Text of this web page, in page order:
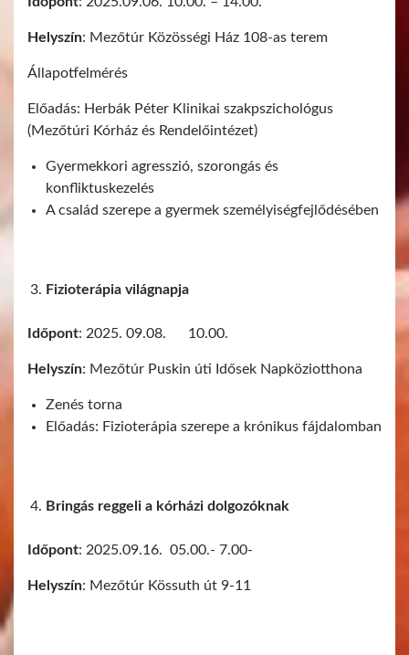
Helyszín: Mezőtúr Közösségi Ház 108-as terem
Állapotfelmérés
Előadás: Herbák Péter Klinikai szakpszichológus
(Mezőtúri Kórház és Rendelőintézet)
Gyermekkori agresszió, szorongás és
konfliktuskezelés
A család szerepe a gyermek személyiségfejlődésében
Fizioterápia világnapja
Időpont: 2025. 09.08. 10.00.
Helyszín: Mezőtúr Puskin úti Idősek Napköziotthona
Zenés torna
Előadás: Fizioterápia szerepe a krónikus fájdalomban
Bringás reggeli a kórházi dolgozóknak
Időpont: 2025.09.16. 05.00.- 7.00-
Helyszín: Mezőtúr Kössuth út 9-11